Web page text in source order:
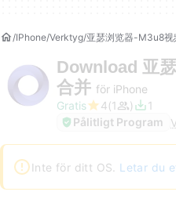
IPhone Verktyg 亚瑟浏览器-M3u8视
Download 亚
合并 för iPhone
Gratis
4 1
1
Pålitligt Program
Inte för ditt OS. Letar du